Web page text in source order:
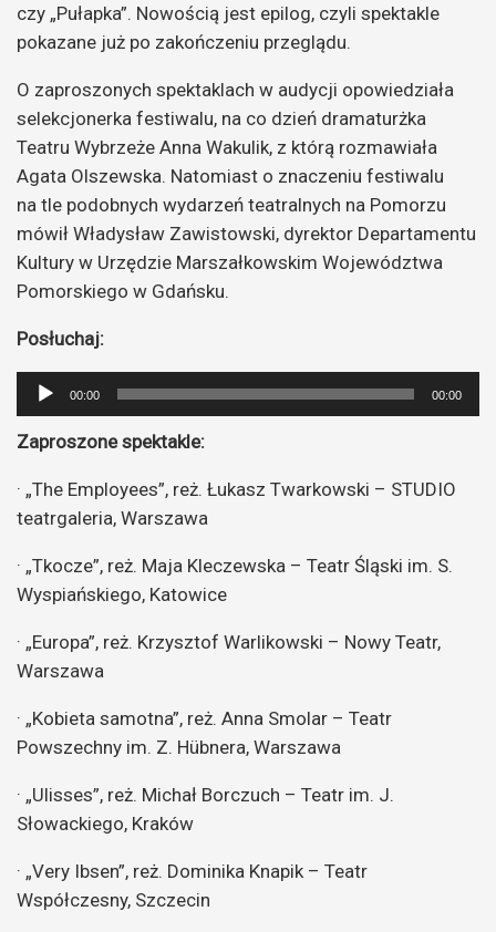
czy „Pułapka”. Nowością jest epilog, czyli spektakle
pokazane już po zakończeniu przeglądu.
O zaproszonych spektaklach w audycji opowiedziała
selekcjonerka festiwalu, na co dzień dramaturżka
Teatru Wybrzeże Anna Wakulik, z którą rozmawiała
Agata Olszewska. Natomiast o znaczeniu festiwalu
na tle podobnych wydarzeń teatralnych na Pomorzu
mówił Władysław Zawistowski, dyrektor Departamentu
Kultury w Urzędzie Marszałkowskim Województwa
Pomorskiego w Gdańsku.
Posłuchaj:
Odtwarzacz
plików
dźwiękowych
00:00 00:00
Zaproszone spektakle:
· „The Employees”, reż. Łukasz Twarkowski – STUDIO
teatrgaleria, Warszawa
· „Tkocze”, reż. Maja Kleczewska – Teatr Śląski im. S.
Wyspiańskiego, Katowice
· „Europa”, reż. Krzysztof Warlikowski – Nowy Teatr,
Warszawa
· „Kobieta samotna”, reż. Anna Smolar – Teatr
Powszechny im. Z. Hübnera, Warszawa
· „Ulisses”, reż. Michał Borczuch – Teatr im. J.
Słowackiego, Kraków
· „Very Ibsen”, reż. Dominika Knapik – Teatr
Współczesny, Szczecin